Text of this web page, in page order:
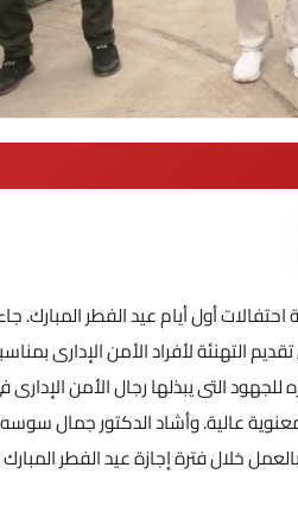
أول أيام عيد الفطر المبارك.
التهنئة لأفراد الأمن الإدارى
للجهود التى يبذلها رجال الأمن الإدارى
عالية. وأشاد الدكتور جمال سوسه
خلال فترة إجازة عيد الفطر المبارك